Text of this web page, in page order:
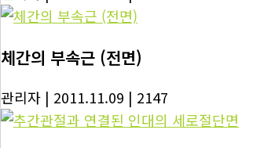
체간의 부속근 (전면)
관리자 | 2011.11.09 | 2147